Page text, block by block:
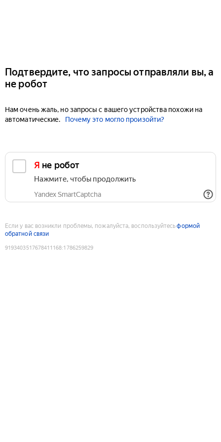
Подтвердите, что запросы отправляли вы, а
не робот
Нам очень жаль, но запросы с вашего устройства похожи на
автоматические.
Почему это могло произойти?
Я не робот
Нажмите, чтобы продолжить
Yandex SmartCaptcha
Если у вас возникли проблемы, пожалуйста, воспользуйтесьформой
обратной связи
9193403517678411168:1786259829